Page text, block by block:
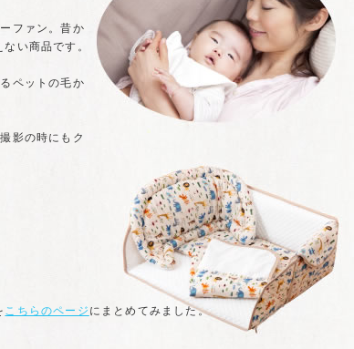
ファン。昔か
い商品です。
ペットの毛か
影の時にもク
こちらのページ にまとめてみました。